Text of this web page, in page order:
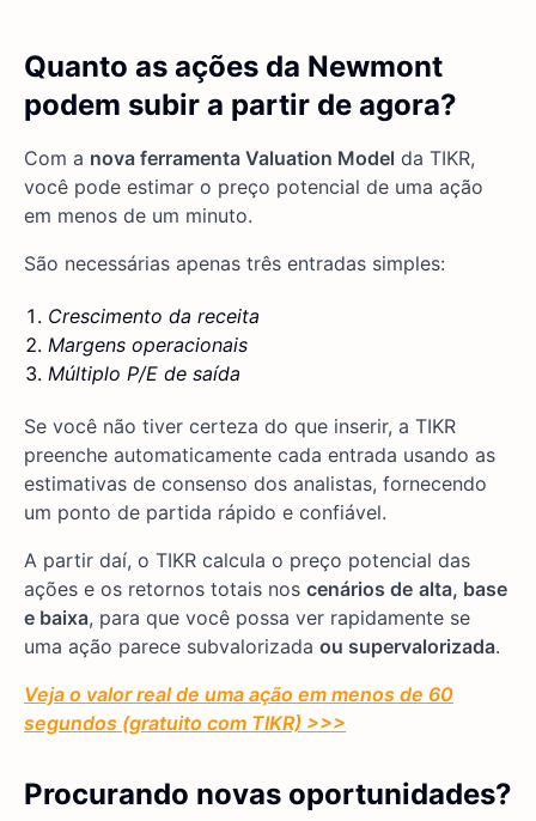
Quanto as ações da Newmont
podem subir a partir de agora?
Com a nova ferramenta Valuation Model da TIKR,
você pode estimar o preço potencial de uma ação
em menos de um minuto.
São necessárias apenas três entradas simples:
Crescimento da receita
Margens operacionais
Múltiplo P/E de saída
Se você não tiver certeza do que inserir, a TIKR
preenche automaticamente cada entrada usando as
estimativas de consenso dos analistas, fornecendo
um ponto de partida rápido e confiável.
A partir daí, o TIKR calcula o preço potencial das
ações e os retornos totais nos cenários de alta, base
e baixa, para que você possa ver rapidamente se
uma ação parece subvalorizada ou supervalorizada.
Veja o valor real de uma ação em menos de 60
segundos (gratuito com TIKR) >>>
Procurando novas oportunidades?